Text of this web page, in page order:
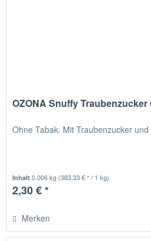
OZONA Snuffy
Ohne Tabak. Mit Traubenzucker und
Inhalt0.006 kg (383,33 € * / 1 kg)
2,30 € *
Merken